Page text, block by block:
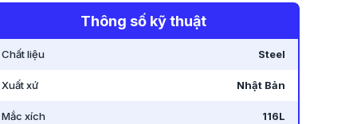
Thông số kỹ thuật
Chất liệu Steel
Xuất xứ Nhật Bản
Mắc xích 116L